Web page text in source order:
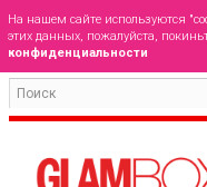
На нашем сайте используются
этих данных, пожалуйста,
конфиденциальности